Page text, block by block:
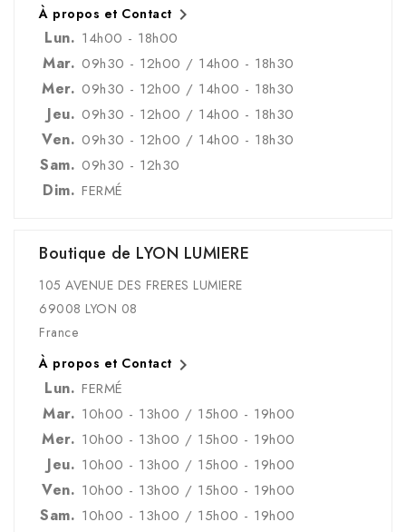
À propos et Contact 
Lun. 14h00 - 18h00
Mar. 09h30 - 12h00 / 14h00 - 18h30
Mer. 09h30 - 12h00 / 14h00 - 18h30
Jeu. 09h30 - 12h00 / 14h00 - 18h30
Ven. 09h30 - 12h00 / 14h00 - 18h30
Sam. 09h30 - 12h30
Dim. FERMÉ
Boutique de LYON LUMIERE
105 AVENUE DES FRERES LUMIERE
69008 LYON 08
France
À propos et Contact 
Lun. FERMÉ
Mar. 10h00 - 13h00 / 15h00 - 19h00
Mer. 10h00 - 13h00 / 15h00 - 19h00
Jeu. 10h00 - 13h00 / 15h00 - 19h00
Ven. 10h00 - 13h00 / 15h00 - 19h00
Sam. 10h00 - 13h00 / 15h00 - 19h00